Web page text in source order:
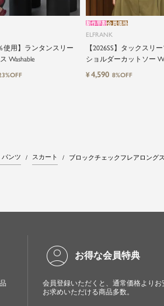
使用】ランタンスリー
Washable
ELFRANK
【2026SS】タックスリ
ショルダーカットソー
新作早割会員価格
¥4,590 8%OFF
パンツ スカート ブロックチェックフレアロング
account_circle お得な会員特典
会員登録いただくと、通常価格よりお
お求めいただける商品多数。